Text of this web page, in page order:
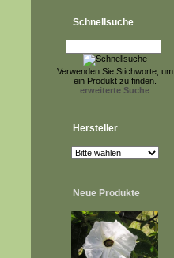
Schnellsuche
Verwenden Sie Stichworte, um
ein Produkt zu finden.
erweiterte Suche
Hersteller
Neue Produkte